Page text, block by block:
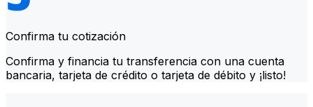
Confirma tu cotización
Confirma y financia tu transferencia con una cuenta
bancaria, tarjeta de crédito o tarjeta de débito y ¡listo!